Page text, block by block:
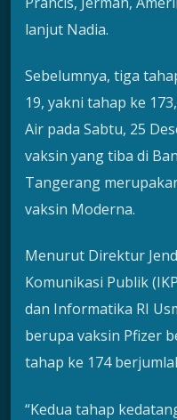
lanjut Nadia.
Sebelumnya, tiga
19, yakni tahap ke
Air pada Sabtu, 25
vaksin yang tiba di
Tangerang
vaksin Moderna.
Menurut Direktur
Komunikasi Publik
dan Informatika RI
berupa vaksin Pfizer
tahap ke 174
“Kedua tahap